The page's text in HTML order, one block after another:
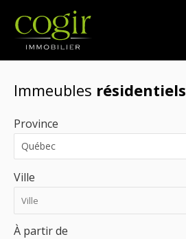
Emplois
Immeubles résidentiels
Province
Ville
À partir de